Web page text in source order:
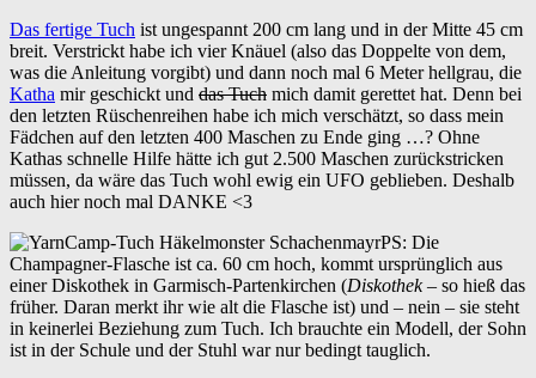
Das fertige Tuch ist ungespannt 200 cm lang und in der Mitte 45 cm
breit. Verstrickt habe ich vier Knäuel (also das Doppelte von dem,
was die Anleitung vorgibt) und dann noch mal 6 Meter hellgrau, die
Katha mir geschickt und das Tuch mich damit gerettet hat. Denn bei
den letzten Rüschenreihen habe ich mich verschätzt, so dass mein
Fädchen auf den letzten 400 Maschen zu Ende ging …? Ohne
Kathas schnelle Hilfe hätte ich gut 2.500 Maschen zurückstricken
müssen, da wäre das Tuch wohl ewig ein UFO geblieben. Deshalb
auch hier noch mal DANKE <3
PS: Die
Champagner-Flasche ist ca. 60 cm hoch, kommt ursprünglich aus
einer Diskothek in Garmisch-Partenkirchen (Diskothek– so hieß das
früher. Daran merkt ihr wie alt die Flasche ist) und – nein – sie steht
in keinerlei Beziehung zum Tuch. Ich brauchte ein Modell, der Sohn
ist in der Schule und der Stuhl war nur bedingt tauglich.